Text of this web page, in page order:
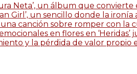
Neta’, un álbum que
Girl’, un sencillo donde la
una canción sobre romper con la
en flores en
y la pérdida de valor propio